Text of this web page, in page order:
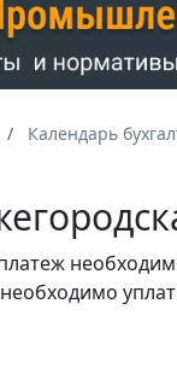
Календарь
платеж